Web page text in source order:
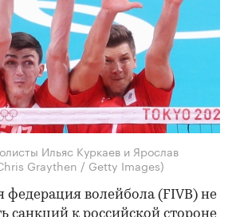
Ильяс Куркаев и Ярослав
Graythen / Getty Images)
волейбола (FIVB) не